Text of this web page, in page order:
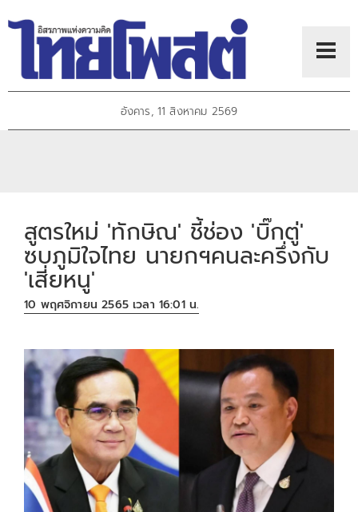
อังคาร, 11 สิงหาคม 2569
สูตรใหม่ 'ทักษิณ' ชี้ช่อง 'บิ๊กตู่'
ซบภูมิใจไทย นายกฯคนละครึ่งกับ
'เสี่ยหนู'
10 พฤศจิกายน 2565 เวลา 16:01 น.